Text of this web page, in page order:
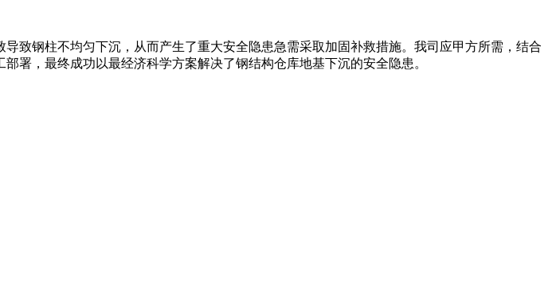
致钢柱不均匀下沉，从而产生了重大安全隐患急需采取加固补救措施。我司应甲方所需，结合
署，最终成功以最经济科学方案解决了钢结构仓库地基下沉的安全隐患。